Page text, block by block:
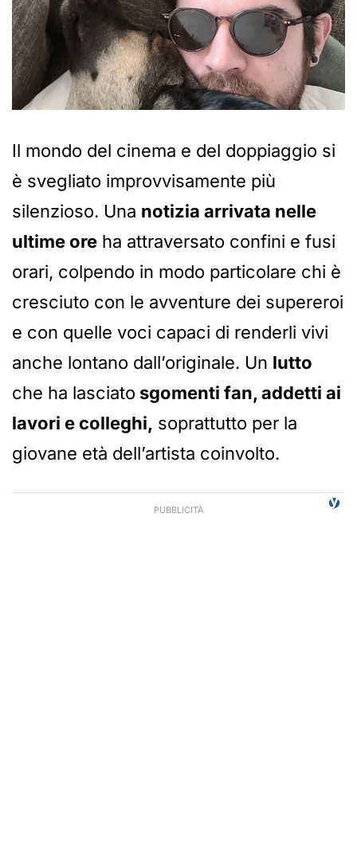
Il mondo del cinema e del doppiaggio si
è svegliato improvvisamente più
silenzioso. Una notizia arrivata nelle
ultime ore ha attraversato confini e fusi
orari, colpendo in modo particolare chi è
cresciuto con le avventure dei supereroi
e con quelle voci capaci di renderli vivi
anche lontano dall’originale. Un lutto
che ha lasciato sgomenti fan, addetti ai
lavori e colleghi, soprattutto per la
giovane età dell’artista coinvolto.